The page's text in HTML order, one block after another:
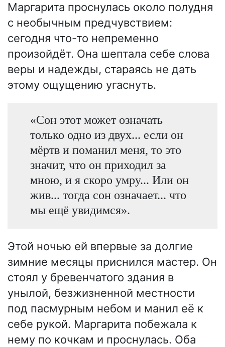
Маргарита проснулась около полудня
с необычным предчувствием:
сегодня что-то непременно
произойдёт. Она шептала себе слова
веры и надежды, стараясь не дать
этому ощущению угаснуть.
«Сон этот может означать
только одно из двух... если он
мёртв и поманил меня, то это
значит, что он приходил за
мною, и я скоро умру... Или он
жив... тогда сон означает... что
мы ещё увидимся».
Этой ночью ей впервые за долгие
зимние месяцы приснился мастер. Он
стоял у бревенчатого здания в
унылой, безжизненной местности
под пасмурным небом и манил её к
себе рукой. Маргарита побежала к
нему по кочкам и проснулась. Оба